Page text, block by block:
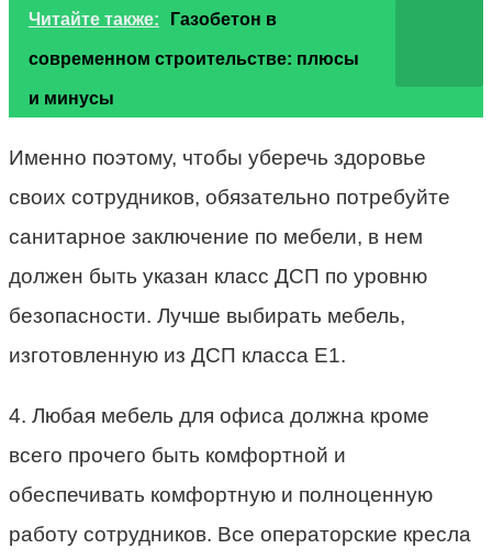
Читайте также: Газобетон в
современном строительстве: плюсы
и минусы
Именно поэтому, чтобы уберечь здоровье
своих сотрудников, обязательно потребуйте
санитарное заключение по мебели, в нем
должен быть указан класс ДСП по уровню
безопасности. Лучше выбирать мебель,
изготовленную из ДСП класса Е1.
4. Любая мебель для офиса должна кроме
всего прочего быть комфортной и
обеспечивать комфортную и полноценную
работу сотрудников. Все операторские кресла